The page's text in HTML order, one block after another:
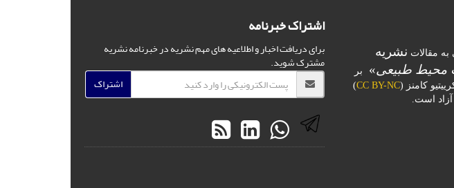
مقالات نشریه
محیط طبیعی»
بر
کامنز (CC BY-NC
)
آزاد است.
اشتراک خبرنامه
برای دریافت اخبار و اطلاعیه های مهم نشریه در خبرنامه نشریه
مشترک شوید.
اشتراک